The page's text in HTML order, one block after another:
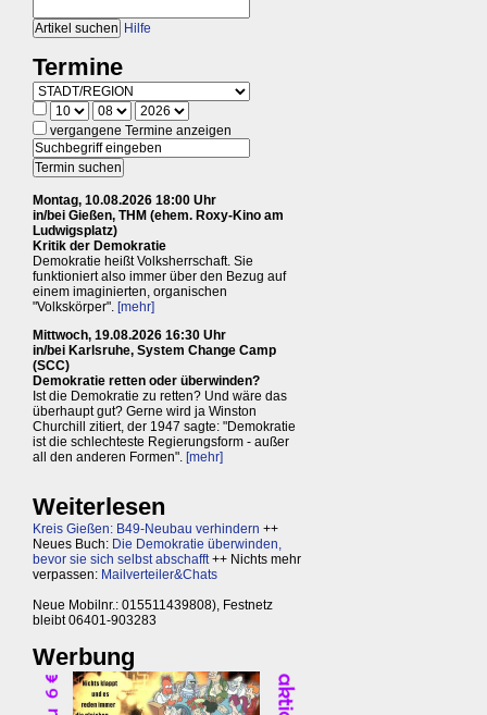
Hilfe
Termine
vergangene Termine anzeigen
Montag, 10.08.2026 18:00 Uhr
in/bei Gießen, THM (ehem. Roxy-Kino am
Ludwigsplatz)
Kritik der Demokratie
Demokratie heißt Volksherrschaft. Sie
funktioniert also immer über den Bezug auf
einem imaginierten, organischen
"Volkskörper". [mehr]
Mittwoch, 19.08.2026 16:30 Uhr
in/bei Karlsruhe, System Change Camp
(SCC)
Demokratie retten oder überwinden?
Ist die Demokratie zu retten? Und wäre das
überhaupt gut? Gerne wird ja Winston
Churchill zitiert, der 1947 sagte: "Demokratie
ist die schlechteste Regierungsform - außer
all den anderen Formen". [mehr]
Weiterlesen
Kreis Gießen: B49-Neubau verhindern ++
Neues Buch: Die Demokratie überwinden,
bevor sie sich selbst abschafft++ Nichts mehr
verpassen: Mailverteiler&Chats
Neue Mobilnr.: 015511439808), Festnetz
bleibt 06401-903283
Werbung